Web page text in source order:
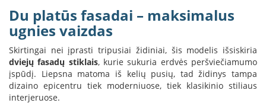
n
i
a
i
ž
i
d
i
Du platūs fasadai – maksimalus
ugnies vaizdas
Skirtingai nei įprasti tripusiai židiniai, šis modelis išsiskiria
dviejų fasadų stiklais, kurie sukuria erdvės peršviečiamumo
įspūdį. Liepsna matoma iš kelių pusių, tad židinys tampa
dizaino epicentru tiek moderniuose, tiek klasikinio stiliaus
interjeruose.